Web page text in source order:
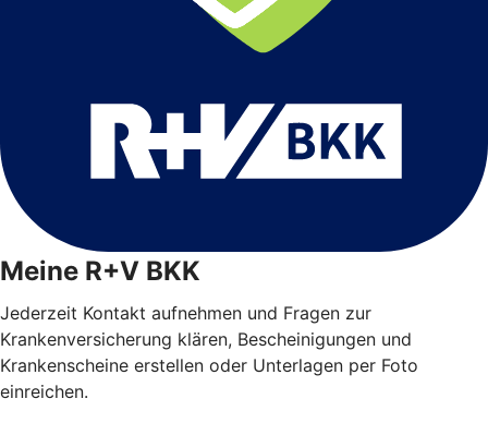
Meine R+V BKK
Jederzeit Kontakt aufnehmen und Fragen zur
Krankenversicherung klären, Bescheinigungen und
Krankenscheine erstellen oder Unterlagen per Foto
einreichen.